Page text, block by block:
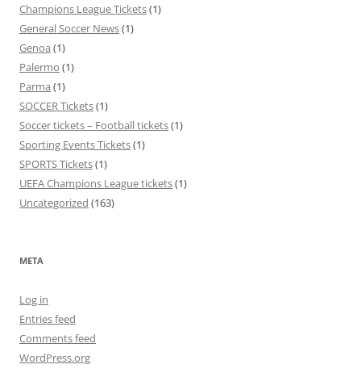
Champions League Tickets(1)
General Soccer News(1)
Genoa (1)
Palermo (1)
Parma (1)
SOCCER Tickets(1)
Soccer tickets – Football tickets(1)
Sporting Events Tickets(1)
SPORTS Tickets(1)
UEFA Champions League tickets(1)
Uncategorized (163)
META
Log in
Entries feed
Comments feed
WordPress.org